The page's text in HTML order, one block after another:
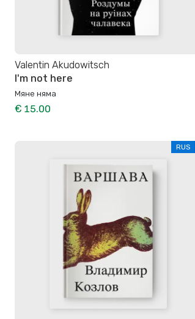
Valentin Akudowitsch
I'm not here
Мяне няма
€ 15.00
RUS